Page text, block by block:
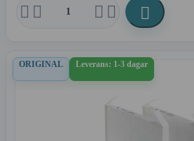
    
ORIGINAL Leverans: 1-3 dagar